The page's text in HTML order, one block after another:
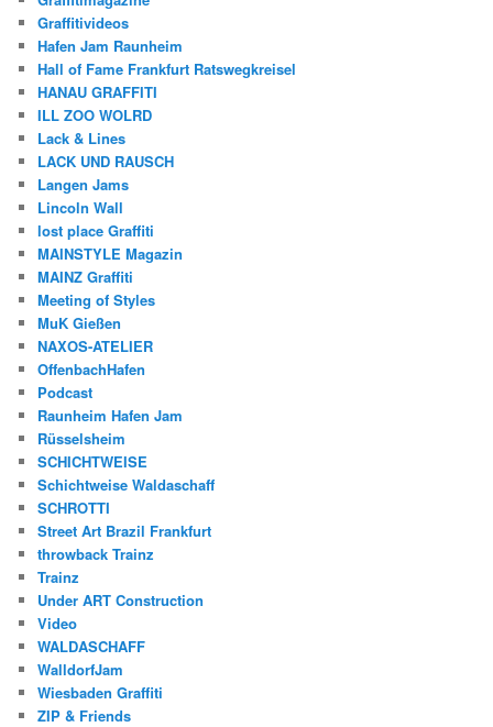
Graffitivideos
Hafen Jam Raunheim
Hall of Fame Frankfurt Ratswegkreisel
HANAU GRAFFITI
ILL ZOO WOLRD
Lack & Lines
LACK UND RAUSCH
Langen Jams
Lincoln Wall
lost place Graffiti
MAINSTYLE Magazin
MAINZ Graffiti
Meeting of Styles
MuK Gießen
NAXOS-ATELIER
OffenbachHafen
Podcast
Raunheim Hafen Jam
Rüsselsheim
SCHICHTWEISE
Schichtweise Waldaschaff
SCHROTTI
Street Art Brazil Frankfurt
throwback Trainz
Trainz
Under ART Construction
Video
WALDASCHAFF
WalldorfJam
Wiesbaden Graffiti
ZIP & Friends